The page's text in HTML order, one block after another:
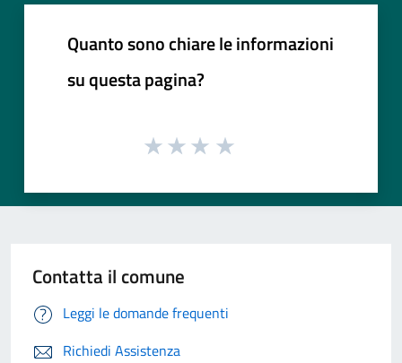
Quanto sono chiare le informazioni
su questa pagina?
Contatta il comune
Leggi le domande frequenti
Richiedi Assistenza